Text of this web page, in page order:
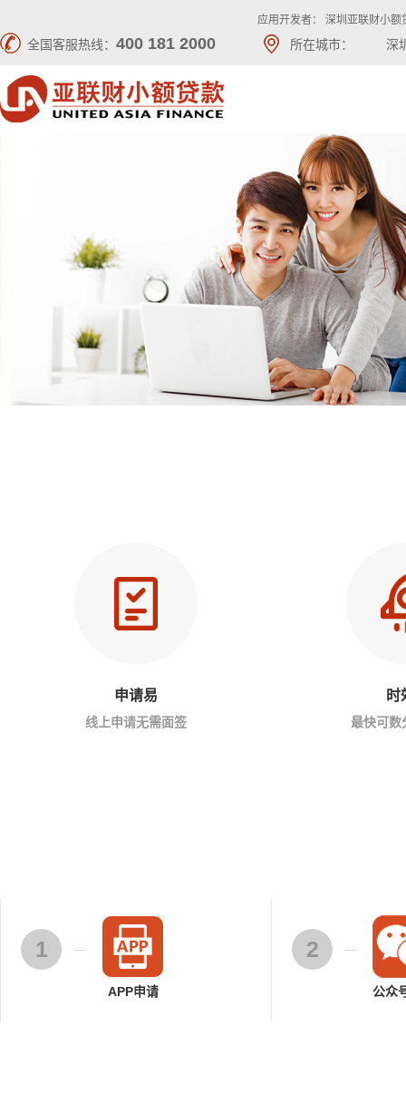
应用开发者： 深圳亚联财小
全国客服热线： 400 181 2000 所在城市： 深
申请易
线上申请无需面签
时
最快可数
1
APP申请
2
公众